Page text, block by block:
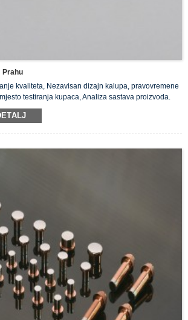
Prahu
kvaliteta, Nezavisan dizajn kalupa, pravovremene
testiranja kupaca, Analiza sastava proizvoda.